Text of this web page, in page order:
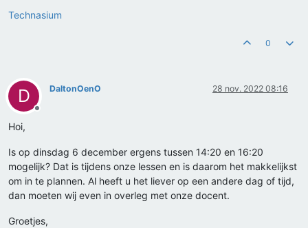
Technasium
0
D
Offline
DaltonOenO 28 nov. 2022 08:16
Hoi,
Is op dinsdag 6 december ergens tussen 14:20 en 16:20
mogelijk? Dat is tijdens onze lessen en is daarom het makkelijkst
om in te plannen. Al heeft u het liever op een andere dag of tijd,
dan moeten wij even in overleg met onze docent.
Groetjes,